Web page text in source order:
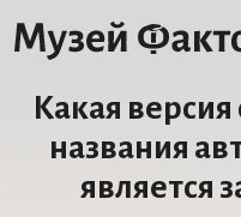
Какая
названия
является